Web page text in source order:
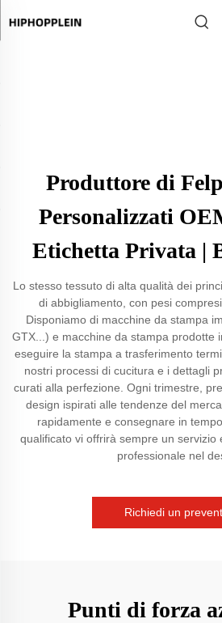
Produttore di
Personalizzati
Etichetta Privata |
Lo stesso tessuto di alta qualità dei
di abbigliamento, con pesi
Disponiamo di macchine da stampa
GTX...) e macchine da stampa prodotte
eseguire la stampa a trasferimento
nostri processi di cucitura e i dettagli
curati alla perfezione. Ogni trimestre,
design ispirati alle tendenze del
rapidamente e consegnare in
qualificato vi offrirà sempre un servizio
professionale nel
Richiedi un
Punti di forza